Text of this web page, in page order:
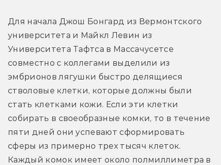
Для начала Джош Бонгард из Вермонтского
университета и Майкл Левин из
Университета Тафтса в Массачусетсе
совместно с коллегами выделили из
эмбрионов лягушки быстро делящиеся
стволовые клетки, которые должны были
стать клетками кожи. Если эти клетки
собирать в своеобразные комки, то в течение
пяти дней они успевают сформировать
сферы из примерно трех тысяч клеток.
Каждый комок имеет около полмиллиметра в